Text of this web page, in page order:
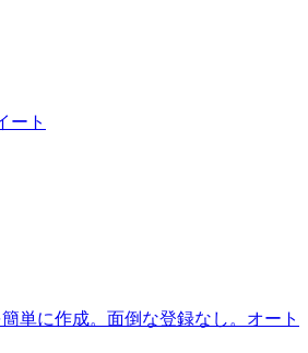
ート
単に作成。面倒な登録なし。オート